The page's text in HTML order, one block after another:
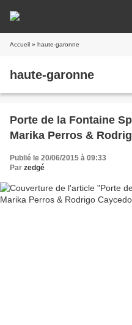
Accueil » haute-garonne
haute-garonne
Porte de la Fontaine
Marika Perros &
Publié le 20/06/2015 à 09:33
Par zedgé